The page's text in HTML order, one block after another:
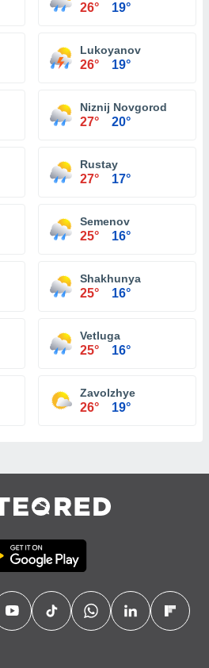
26° 19°
Lukoyanov
26° 19°
Niznij Novgorod
27° 20°
Rustay
27° 17°
Semenov
25° 16°
Shakhunya
25° 16°
Vetluga
25° 16°
Zavolzhye
26° 19°